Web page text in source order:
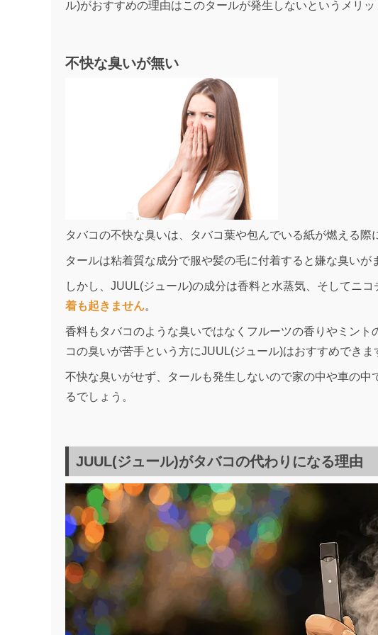
ル)がおすすめの理由はこのタールが発生しないというメリッ
不快な臭いが無い
タバコの不快な臭いは、タバコ葉や包んでいる紙が燃える際
タールは粘着質な成分で服や髪の毛に付着すると嫌な臭いが
しかし、JUUL(ジュール)の成分は香料と水蒸気、そしてニコ
着も起きません。
香料もタバコのような臭いではなくフルーツの香りやミン
コの臭いが苦手という方にJUUL(ジュール)はおすすめできま
不快な臭いがせず、タールも発生しないので家の中や車の
るでしょう。
JUUL(ジュール)がタバコの代わりになる理由